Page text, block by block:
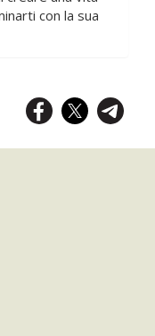
con la sua